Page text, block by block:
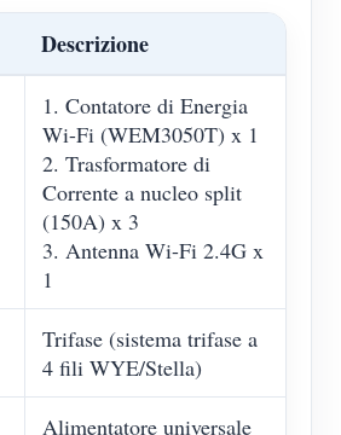
Descrizione
1. Contatore di Energia
Wi-Fi (WEM3050T) x 1
2. Trasformatore di
Corrente a nucleo split
(150A) x 3
3. Antenna Wi-Fi 2.4G x
1
Trifase (sistema trifase a
4 fili WYE/Stella)
Alimentatore universale